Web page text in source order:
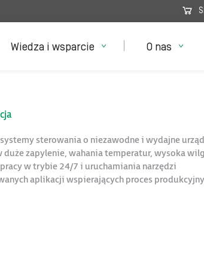
Wiedza i wsparcie O nas
sterowania o niezawodne i wydajne
duże zapylenie, wahania temperatur, wysoka
w trybie 24/7 i uruchamiania narzędzi
aplikacji wspierających proces